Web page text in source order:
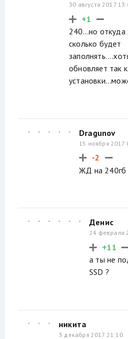
30 августа 2017
+1
240...но откуда
сколько будет
обновляет так
Dragunov
15 ноября 2017
-2
ЖД на 240гб
Денис
24 февраля
+11
а ты не
SSD ?
никита
3 декабря 2017 21:10